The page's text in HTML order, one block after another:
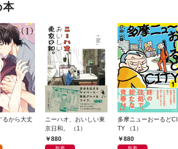
本
るから大丈
ニーハオ、おいしい東
京日和。 （1）
880
多摩ニューおーるどCI
TY （1）
880